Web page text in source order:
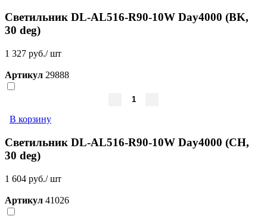
Светильник DL-AL516-R90-10W Day4000 (BK,
30 deg)
1 327 руб./ шт
Артикул 29888
В корзину
Светильник DL-AL516-R90-10W Day4000 (CH,
30 deg)
1 604 руб./ шт
Артикул 41026